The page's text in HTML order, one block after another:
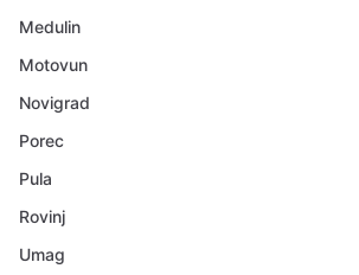
Medulin
Motovun
Novigrad
Porec
Pula
Rovinj
Umag